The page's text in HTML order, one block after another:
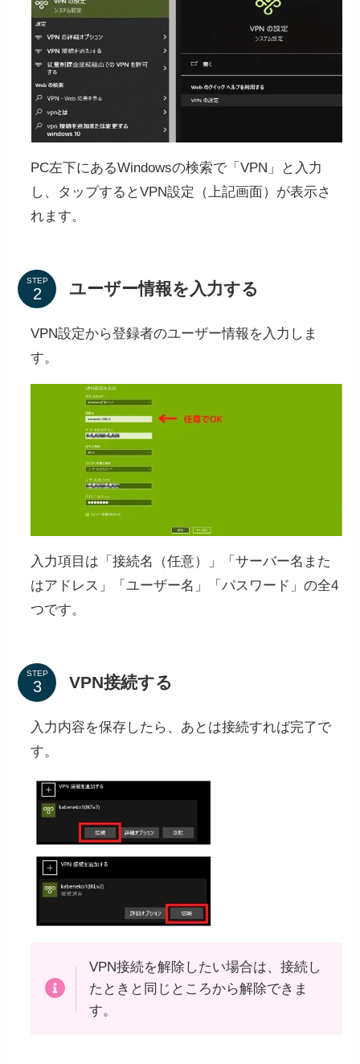
PC左下にあるWindowsの検索で「VPN」と入力
し、タップするとVPN設定（上記画面）が表示さ
れます。
STEP ユーザー情報を入力する
VPN設定から登録者のユーザー情報を入力しま
す。
入力項目は「接続名（任意）」「サーバー名また
はアドレス」「ユーザー名」「パスワード」の全4
つです。
STEP VPN接続する
入力内容を保存したら、あとは接続すれば完了で
す。
VPN接続を解除したい場合は、接続し
たときと同じところから解除できま
す。